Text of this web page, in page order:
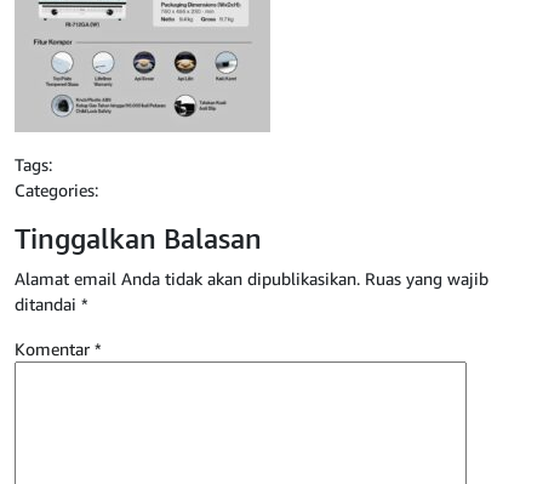
Tags:
Categories:
Tinggalkan Balasan
Alamat email Anda tidak akan dipublikasikan. Ruas yang wajib
ditandai *
Komentar *